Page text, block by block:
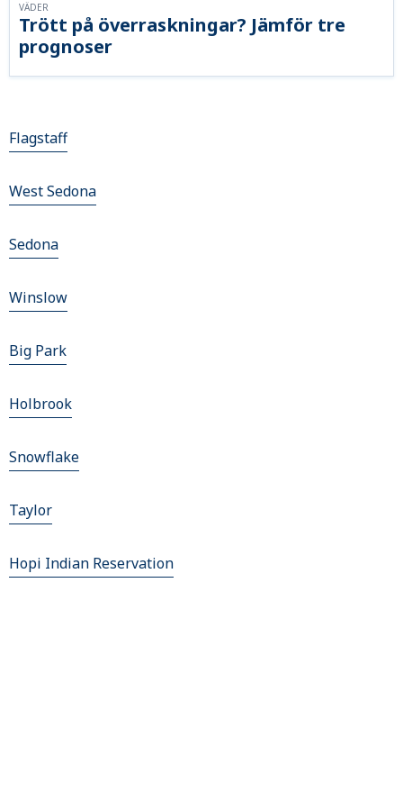
Trött på överraskningar? Jämför tre
prognoser
VÄDER
Flagstaff
West Sedona
Sedona
Winslow
Big Park
Holbrook
Snowflake
Taylor
Hopi Indian Reservation